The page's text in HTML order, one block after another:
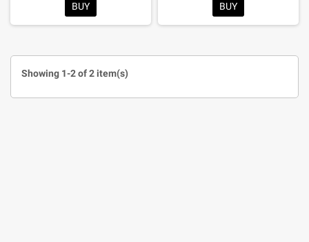
BUY BUY
Showing 1-2 of 2 item(s)